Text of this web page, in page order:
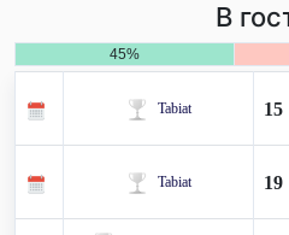
В
45%
Tabiat 15
Tabiat 19